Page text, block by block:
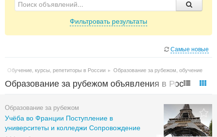
Магазины
Фильтровать результаты
Самые новые
Обучение, курсы, репетиторы в России ▸ Образование за рубежом, обучение
Образование за рубежом объявления в России
Образование за рубежом
Учёба во Франции Поступление в
университеты и колледжи Сопровождение